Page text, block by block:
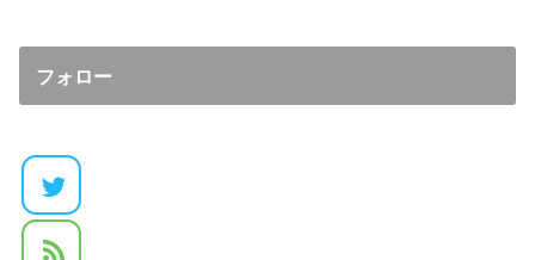
フォロー